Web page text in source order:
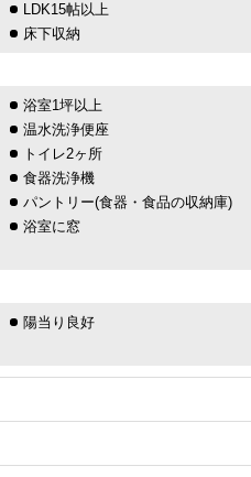
LDK15帖以上
床下収納
浴室1坪以上
温水洗浄便座
トイレ2ヶ所
食器洗浄機
パントリー(食器・食品の収納庫)
浴室に窓
陽当り良好